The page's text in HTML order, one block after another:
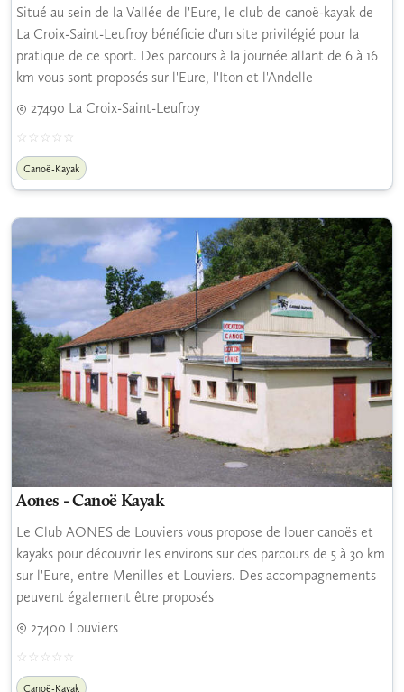
Situé au sein de la Vallée de l'Eure, le club de canoë-kayak de
La Croix-Saint-Leufroy bénéficie d'un site privilégié pour la
pratique de ce sport. Des parcours à la journée allant de 6 à 16
km vous sont proposés sur l'Eure, l'Iton et l'Andelle
27490 La Croix-Saint-Leufroy
Canoë-Kayak
Aones - Canoë Kayak
Le Club AONES de Louviers vous propose de louer canoës et
kayaks pour découvrir les environs sur des parcours de 5 à 30 km
sur l'Eure, entre Menilles et Louviers. Des accompagnements
peuvent également être proposés
27400 Louviers
Canoë-Kayak